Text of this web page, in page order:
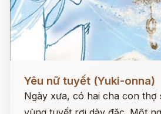
Yêu nữ tuyết (Yuki-onna)
Ngày xưa, có hai cha con thợ